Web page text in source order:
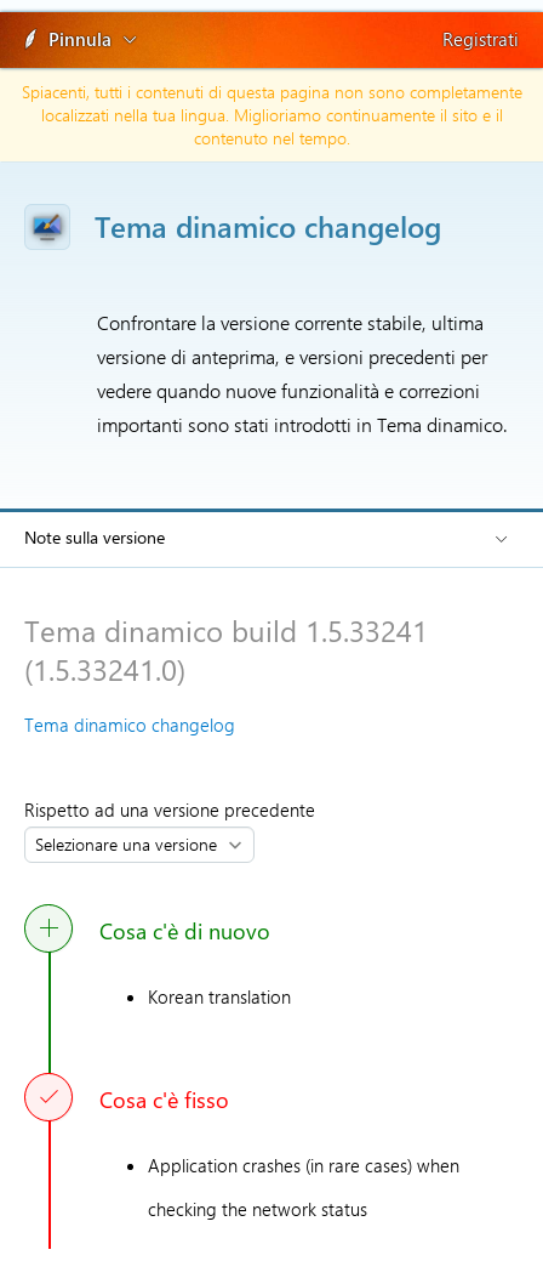
Pinnula Registrati
Spiacenti, tutti i contenuti di questa pagina non sono completamente
localizzati nella tua lingua. Miglioriamo continuamente il sito e il
contenuto nel tempo.
Tema dinamico changelog
Confrontare la versione corrente stabile, ultima
versione di anteprima, e versioni precedenti per
vedere quando nuove funzionalità e correzioni
importanti sono stati introdotti in Tema dinamico.
Note sulla versione
Tema dinamico build 1.5.33241
(1.5.33241.0)
Tema dinamico changelog
Rispetto ad una versione precedente
Cosa c'è di nuovo
Korean translation
Cosa c'è fisso
Application crashes (in rare cases) when
checking the network status